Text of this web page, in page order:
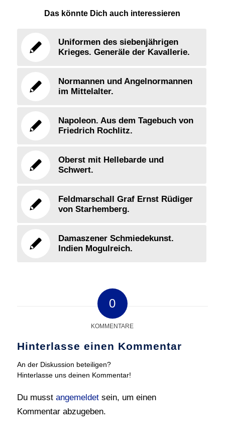
Das könnte Dich auch interessieren
Uniformen des siebenjährigen
Krieges. Generäle der Kavallerie.
Normannen und Angelnormannen
im Mittelalter.
Napoleon. Aus dem Tagebuch von
Friedrich Rochlitz.
Oberst mit Hellebarde und
Schwert.
Feldmarschall Graf Ernst Rüdiger
von Starhemberg.
Damaszener Schmiedekunst.
Indien Mogulreich.
0
KOMMENTARE
Hinterlasse einen Kommentar
An der Diskussion beteiligen?
Hinterlasse uns deinen Kommentar!
Du musst angemeldetsein, um einen
Kommentar abzugeben.